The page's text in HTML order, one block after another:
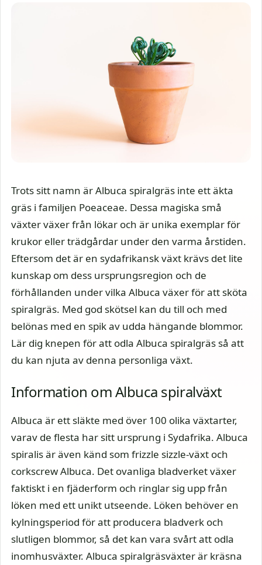
Trots sitt namn är Albuca spiralgräs inte ett äkta
gräs i familjen Poeaceae. Dessa magiska små
växter växer från lökar och är unika exemplar för
krukor eller trädgårdar under den varma årstiden.
Eftersom det är en sydafrikansk växt krävs det lite
kunskap om dess ursprungsregion och de
förhållanden under vilka Albuca växer för att sköta
spiralgräs. Med god skötsel kan du till och med
belönas med en spik av udda hängande blommor.
Lär dig knepen för att odla Albuca spiralgräs så att
du kan njuta av denna personliga växt.
Information om Albuca spiralväxt
Albuca är ett släkte med över 100 olika växtarter,
varav de flesta har sitt ursprung i Sydafrika. Albuca
spiralis är även känd som frizzle sizzle-växt och
corkscrew Albuca. Det ovanliga bladverket växer
faktiskt i en fjäderform och ringlar sig upp från
löken med ett unikt utseende. Löken behöver en
kylningsperiod för att producera bladverk och
slutligen blommor, så det kan vara svårt att odla
inomhusväxter. Albuca spiralgräsväxter är kräsna